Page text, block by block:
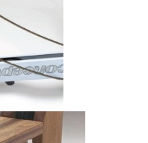
schrieb, habe ich über
trainiert. Ich muss
mir persönlich mehr zu
seine kontinuierliche
Ruderzug das passende
zum Luftwiderstand wird